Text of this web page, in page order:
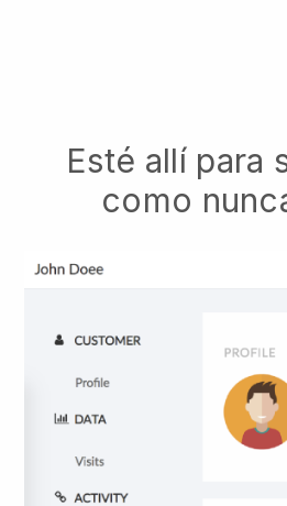
Esté allí para
como